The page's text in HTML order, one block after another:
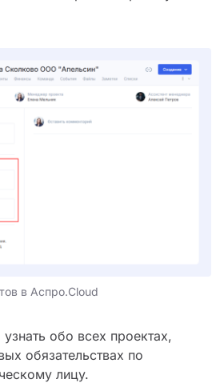
в Аспро.Cloud
обо всех проектах,
обязательствах по
лицу.